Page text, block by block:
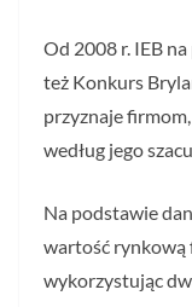
Od 2008 r. IEB
też Konkurs
przyznaje
według jego
Na podstawie
wartość rynkową
wykorzystując